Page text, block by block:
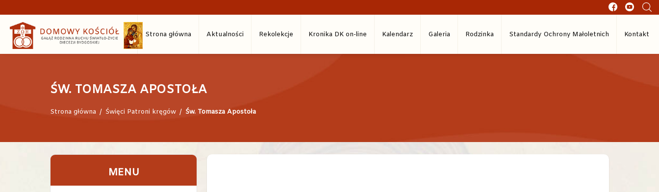
Strona główna Aktualności Rekolekcje Kronika DK on-line Kalendarz Galeria Rodzinka Standardy Ochrony Małoletnich Kontakt
ŚW. TOMASZA APOSTOŁA
Strona główna / Święci Patroni kręgów / Św. Tomasza Apostoła
MENU